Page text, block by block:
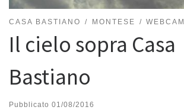
CASA BASTIANO MONTESE WEBCAM
Il cielo sopra Casa
Bastiano
Pubblicato 01/08/2016